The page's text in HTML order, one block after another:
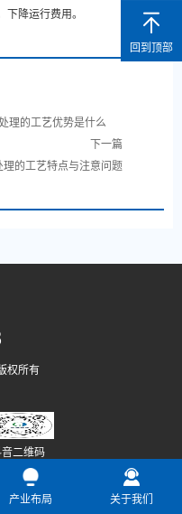
下降运行费用。
理的工艺优势是什么
下一篇
的工艺特点与注意问题
权所有
音二维码
产业布局 关于我们
回到顶部